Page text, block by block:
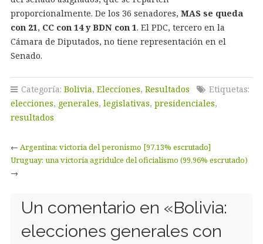
proporcionalmente. De los 36 senadores, MAS se queda
con 21, CC con 14 y BDN con 1. El PDC, tercero en la
Cámara de Diputados, no tiene representación en el
Senado.
Categoría: Bolivia, Elecciones, Resultados
Etiquetas:
elecciones, generales, legislativas, presidenciales,
resultados
← Argentina: victoria del peronismo [97,13% escrutado]
Uruguay: una victoria agridulce del oficialismo (99,96% escrutado)
→
Un comentario en «Bolivia:
elecciones generales con